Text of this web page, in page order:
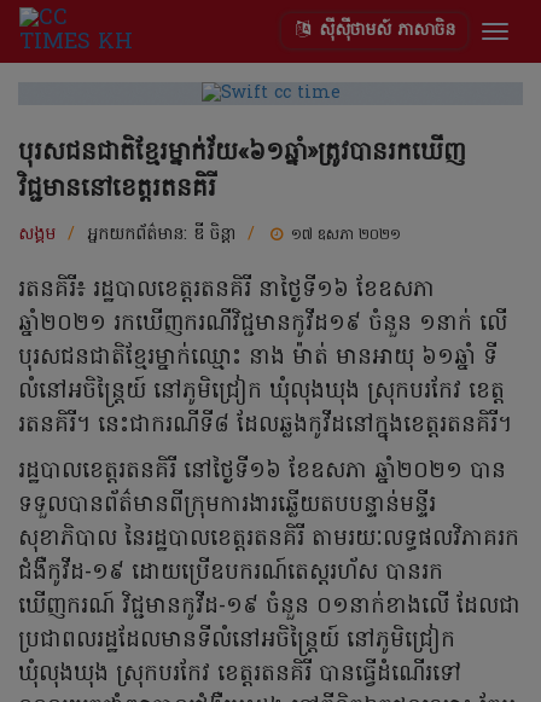
ស៊ីស៊ីថាមស៍ ភាសាចិន
បុរសជនជាតិខ្មែរម្នាក់វ័យ«៦១ឆ្នាំ»ត្រូវបានរកឃើញ
វិជ្ជមាននៅខេត្តរតនគិរី
សង្គម / អ្នកយកព័ត៌មាន: ឌី ចិន្ដា / ១៧ ឧសភា ២០២១
រតនគិរី៖ រដ្ឋបាលខេត្តរតនគិរី នាថ្ងៃទី១៦ ខែឧសភា
ឆ្នាំ២០២១ រកឃើញករណីវិជ្ជមានកូវីដ១៩ ចំនួន ១នាក់ លើ
បុរសជនជាតិខ្មែរម្នាក់ឈ្មោះ នាង ម៉ាត់ មានអាយុ ៦១ឆ្នាំ ទី
លំនៅអចិន្ត្រៃយ៍ នៅភូមិជ្រៀក ឃុំលុងឃុង ស្រុកបរកែវ ខេត្ត
រតនគិរី។ នេះជាករណីទី៨ ដែលឆ្លងកូវីដនៅក្នុងខេត្តរតនគិរី។
រដ្ឋបាលខេត្តរតនគិរី នៅថ្ងៃទី១៦ ខែឧសភា ឆ្នាំ២០២១ បាន
ទទួលបានព័ត៌មានពីក្រុមការងារឆ្លើយតបបន្ទាន់មន្ទីរ
សុខាភិបាល នៃរដ្ឋបាលខេត្តរតនគិរី តាមរយៈលទ្ធផលវិភាគរក
ជំងឺកូវីដ-១៩ ដោយប្រើឧបករណ៍តេស្តរហ័ស បានរក
ឃើញករណ៍ វិជ្ជមានកូវីដ-១៩ ចំនួន ០១នាក់ខាងលើ ដែលជា
ប្រជាពលរដ្ឋដែលមានទីលំនៅអចិន្ត្រៃយ៍ នៅភូមិជ្រៀក
ឃុំលុងឃុង ស្រុកបរកែវ ខេត្តរតនគិរី បានធ្វើដំណើរទៅ